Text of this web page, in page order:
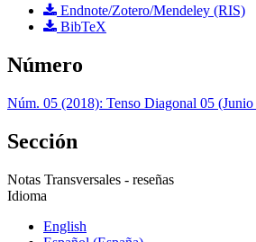
Endnote/Zotero/Mendeley (RIS)
BibTeX
Número
Núm. 05 (2018): Tenso Diagonal 05
Sección
Notas Transversales - reseñas
Idioma
English